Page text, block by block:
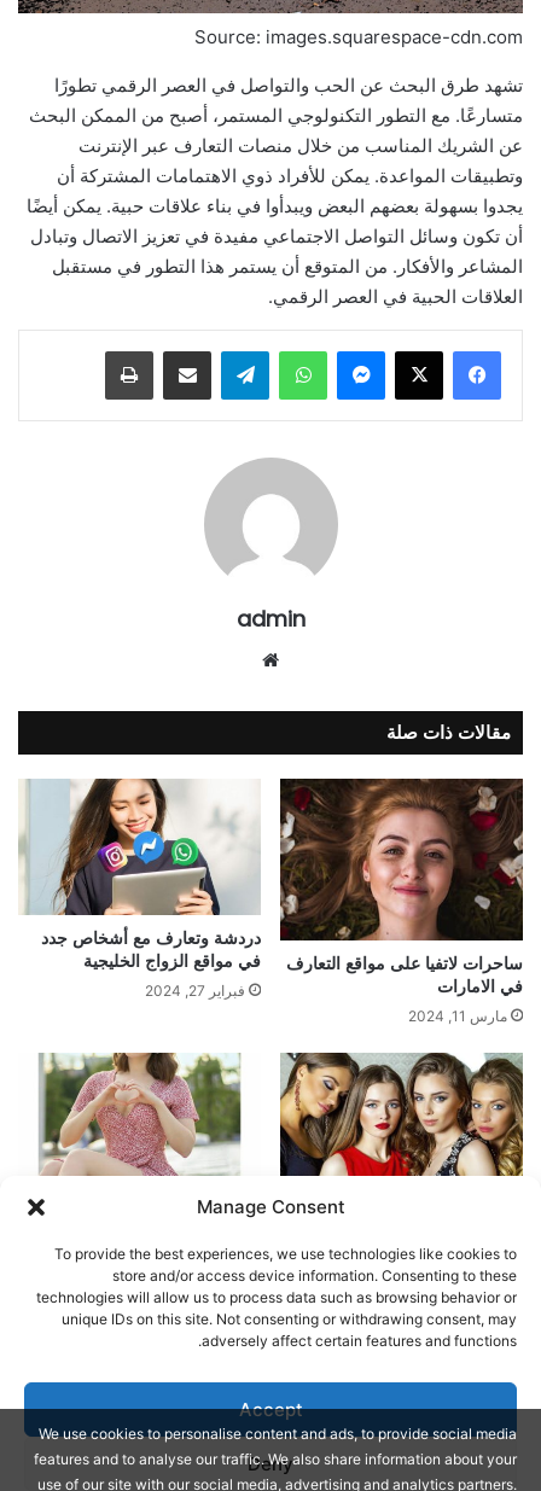
Manage Consent
To provide the best experiences, we use technologies like cookies to
store and/or access device information. Consenting to these
technologies will allow us to process data such as browsing behavior or
unique IDs on this site. Not consenting or withdrawing consent, may
adversely affect certain features and functions.
Accept
Deny
Source: images.squarespace-cdn.com
تشهد طرق البحث عن الحب والتواصل في العصر الرقمي تطورًا
متسارعًا. مع التطور التكنولوجي المستمر، أصبح من الممكن البحث
عن الشريك المناسب من خلال منصات التعارف عبر الإنترنت
وتطبيقات المواعدة. يمكن للأفراد ذوي الاهتمامات المشتركة أن
يجدوا بسهولة بعضهم البعض ويبدأوا في بناء علاقات حبية. يمكن أيضًا
أن تكون وسائل التواصل الاجتماعي مفيدة في تعزيز الاتصال وتبادل
المشاعر والأفكار. من المتوقع أن يستمر هذا التطور في مستقبل
العلاقات الحبية في العصر الرقمي.
ماسنجر واتساب تيلقرام مشاركة عبر البريد طباعة
admin
مقالات ذات صلة
ساحرات لاتفيا على مواقع التعارف
في الامارات
مارس 11, 2024
دردشة وتعارف مع أشخاص جدد
في مواقع الزواج الخليجية
فبراير 27, 2024
مواقع التعارف و الزواج الروسية
أفضل المواقع للتعارف على بنات
مارس 17, 2024
اترك تعليقاً
يجب أنت تكون
© Copyright 2026, All Rights Reserved |
Jannah Theme by
We use cookies to personalise content and ads, to provide social media
features and to analyse our traffic. We also share information about your
use of our site with our social media, advertising and analytics partners.